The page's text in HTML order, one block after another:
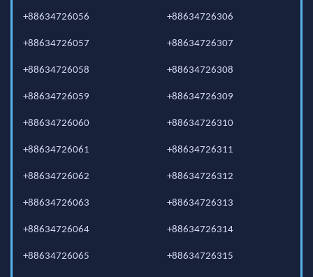
+88634726056
+88634726057
+88634726058
+88634726059
+88634726060
+88634726061
+88634726062
+88634726063
+88634726064
+88634726065
+88634726306
+88634726307
+88634726308
+88634726309
+88634726310
+88634726311
+88634726312
+88634726313
+88634726314
+88634726315